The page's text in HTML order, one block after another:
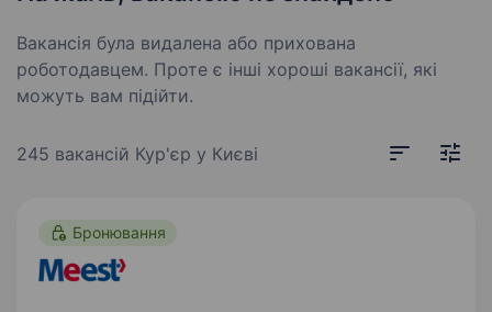
Вакансія була видалена або прихована
роботодавцем. Проте є інші хороші вакансії, які
можуть вам підійти.
245 вакансій Кур'єр у Києві
Бронювання